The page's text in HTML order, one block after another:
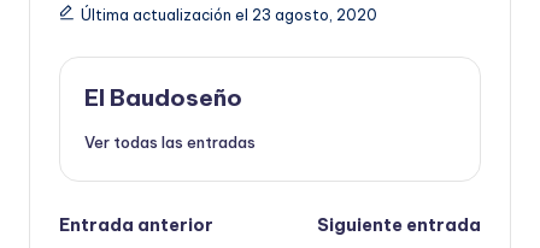
Última actualización el 23 agosto, 2020
El Baudoseño
Ver todas las entradas
Navegación
Entrada anterior
Siguiente entrada